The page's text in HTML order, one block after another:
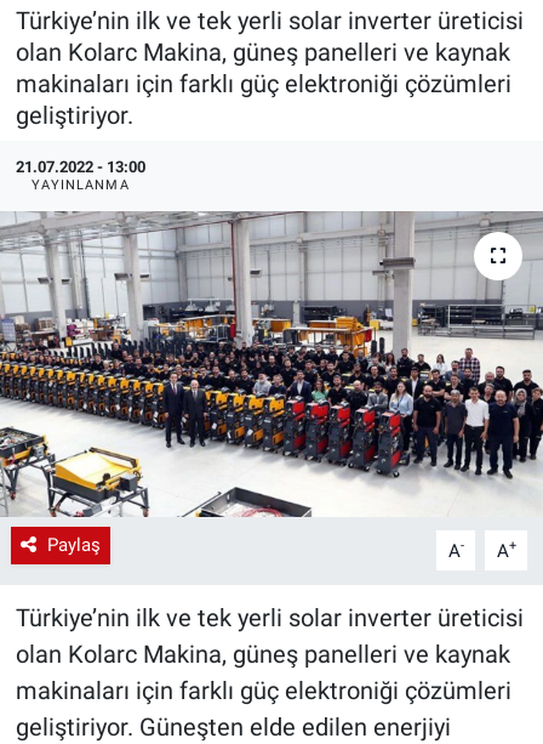
Türkiye’nin ilk ve tek yerli solar inverter üreticisi
olan Kolarc Makina, güneş panelleri ve kaynak
makinaları için farklı güç elektroniği çözümleri
geliştiriyor.
21.07.2022 - 13:00
YAYINLANMA
Paylaş A- A+
Türkiye’nin ilk ve tek yerli solar inverter üreticisi
olan Kolarc Makina, güneş panelleri ve kaynak
makinaları için farklı güç elektroniği çözümleri
geliştiriyor. Güneşten elde edilen enerjiyi
EndüstriST
Enerjisini Üreten Fabrikalar
Endüstri 4.0 Uygulamaları
Ağır Sanayi Çözümleri